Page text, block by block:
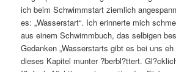
ich beim Schwimmstart ziemlich
es: „Wasserstart“. Ich erinnerte mich
aus einem Schwimmbuch, das selbigen
Gedanken „Wasserstarts gibt es bei uns
dieses Kapitel munter ?berbl?ttert.